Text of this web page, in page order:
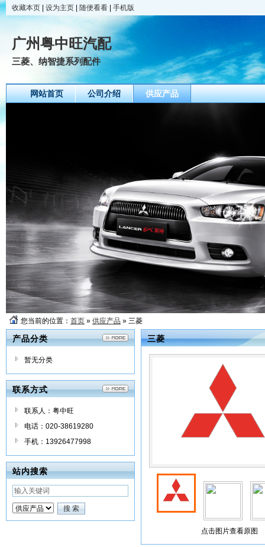
收藏本页 设为主页 随便看看 手机版
广州粤中旺汽配
三菱、纳智捷系列配件
网站首页 公司介绍 供应产品
您当前的位置： 首页 » 供应产品 » 三菱
产品分类
暂无分类
联系方式
联系人：粤中旺
电话：020-38619280
手机：13926477998
站内搜索
三菱
点击图片查看原图